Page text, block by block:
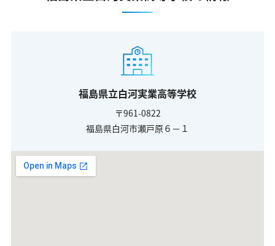
福島県立白河実業高等学校
〒961-0822
福島県白河市瀬戸原６－１